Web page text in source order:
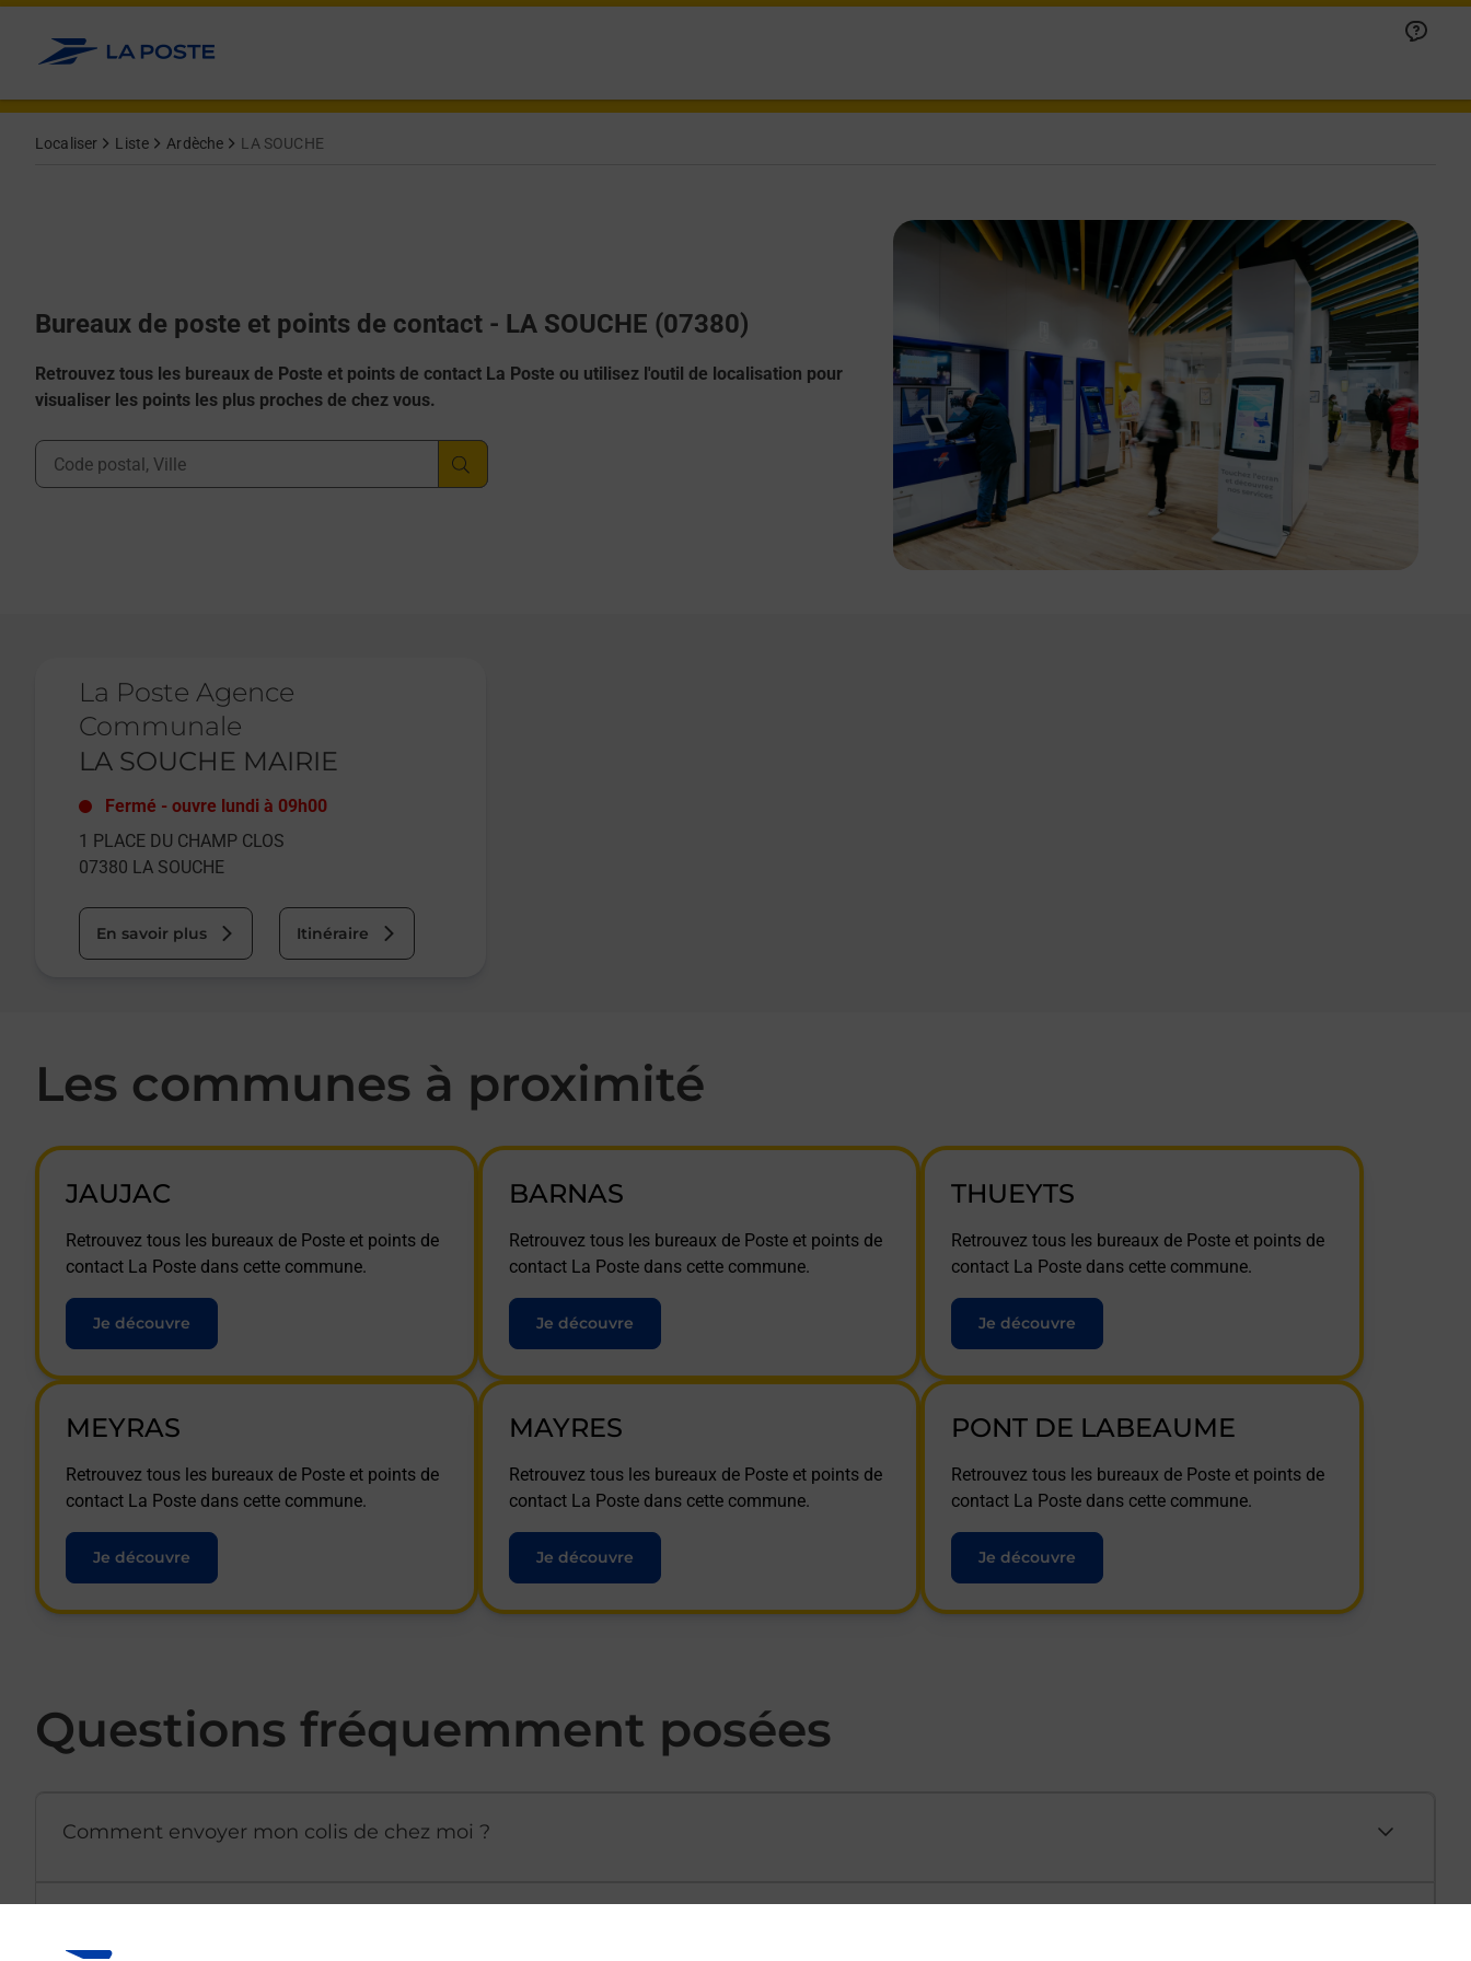
Allez au contenu
Localiser Liste Ardèche LA SOUCHE
Bureaux de poste et points de contact - LA SOUCHE (07380)
Retrouvez tous les bureaux de Poste et points de contact La Poste ou utilisez l'outil de localisation pour
visualiser les points les plus proches de chez vous.
Ville, Département, Code Postal
La Poste Agence
Communale
LA SOUCHE MAIRIE
Fermé - ouvre lundi à 09h00
1 PLACE DU CHAMP CLOS
07380 LA SOUCHE
En savoir plus Itinéraire
Les communes à proximité
JAUJAC
Retrouvez tous les bureaux de Poste et points de
contact La Poste dans cette commune.
Je découvre
BARNAS
Retrouvez tous les bureaux de Poste et points de
contact La Poste dans cette commune.
Je découvre
THUEYTS
Retrouvez tous les bureaux de Poste et points de
contact La Poste dans cette commune.
Je découvre
MEYRAS
Retrouvez tous les bureaux de Poste et points de
contact La Poste dans cette commune.
Je découvre
MAYRES
Retrouvez tous les bureaux de Poste et points de
contact La Poste dans cette commune.
Je découvre
PONT DE LABEAUME
Retrouvez tous les bureaux de Poste et points de
contact La Poste dans cette commune.
Je découvre
Questions fréquemment posées
Comment envoyer mon colis de chez moi ?
Afficher ou masquer la réponse
Afficher ou masquer la réponse
Afficher ou masquer la réponse
Afficher ou masquer la réponse
Afficher ou masquer la réponse